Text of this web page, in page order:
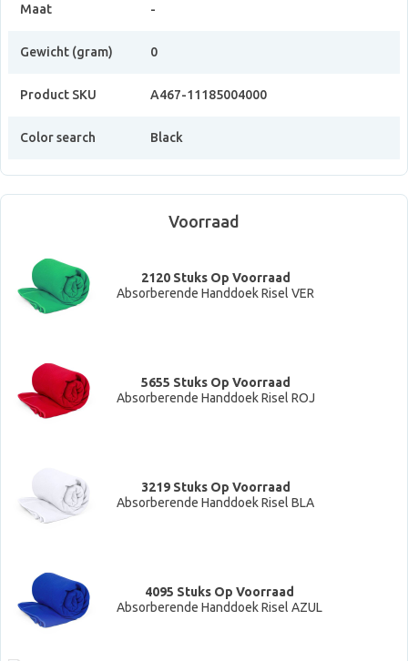
Maat -
Gewicht (gram) 0
Product SKU A467-11185004000
Color search Black
Voorraad
2120 Stuks Op Voorraad
Absorberende Handdoek Risel VER
5655 Stuks Op Voorraad
Absorberende Handdoek Risel ROJ
3219 Stuks Op Voorraad
Absorberende Handdoek Risel BLA
4095 Stuks Op Voorraad
Absorberende Handdoek Risel AZUL